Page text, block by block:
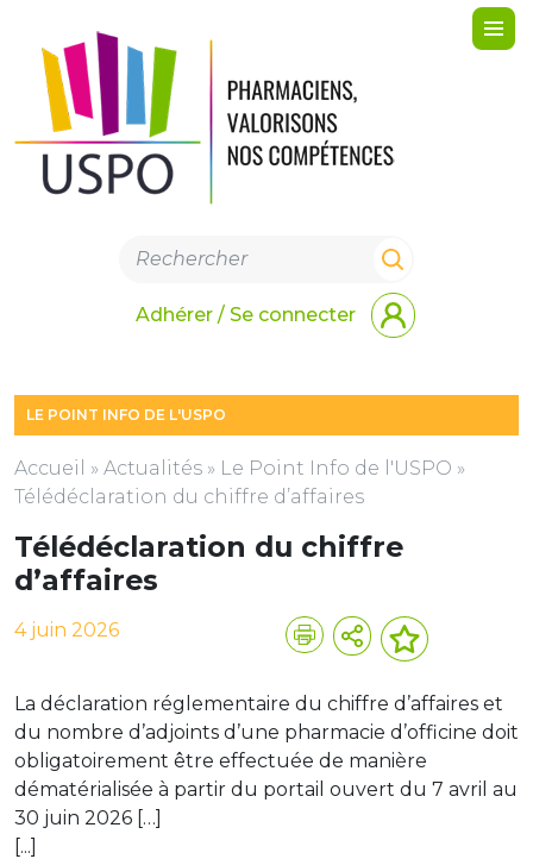
Adhérer / Se connecter
LE POINT INFO DE L'USPO
Accueil » Actualités » Le Point Info de l'USPO »
Télédéclaration du chiffre d’affaires
Télédéclaration du chiffre
d’affaires
4 juin 2026
La déclaration réglementaire du chiffre d’affaires et
du nombre d’adjoints d’une pharmacie d’officine doit
obligatoirement être effectuée de manière
dématérialisée à partir du portail ouvert du 7 avril au
30 juin 2026 […]
[...]